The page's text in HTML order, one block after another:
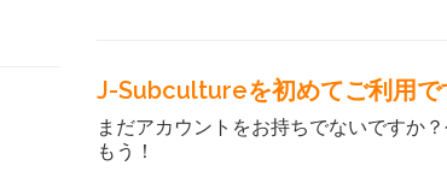
J-Subcultureを初めてご利用で
まだアカウントをお持ちでないですか
もう！